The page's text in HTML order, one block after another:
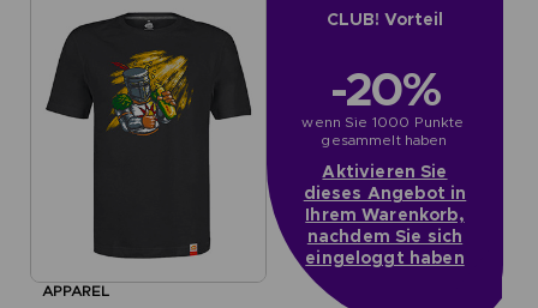
APPAREL
CLUB! Vorteil
-20%
wenn Sie 1000 Punkte
gesammelt haben
Aktivieren Sie
dieses Angebot in
Ihrem Warenkorb,
nachdem Sie sich
eingeloggt haben